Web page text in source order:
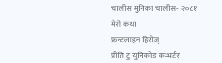
चालीस मुनिका चालीस- २०८१
मेरो कथा
फ्रन्टलाइन हिरोज्
प्रीति टु युनिकोड कन्भर्टर